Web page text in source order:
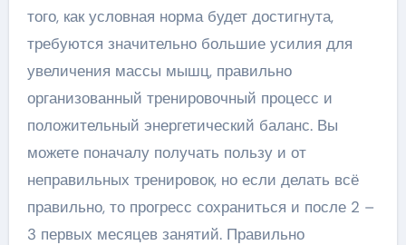
того, как условная норма будет достигнута,
требуются значительно большие усилия для
увеличения массы мышц, правильно
организованный тренировочный процесс и
положительный энергетический баланс. Вы
можете поначалу получать пользу и от
неправильных тренировок, но если делать всё
правильно, то прогресс сохраниться и после 2 –
3 первых месяцев занятий. Правильно